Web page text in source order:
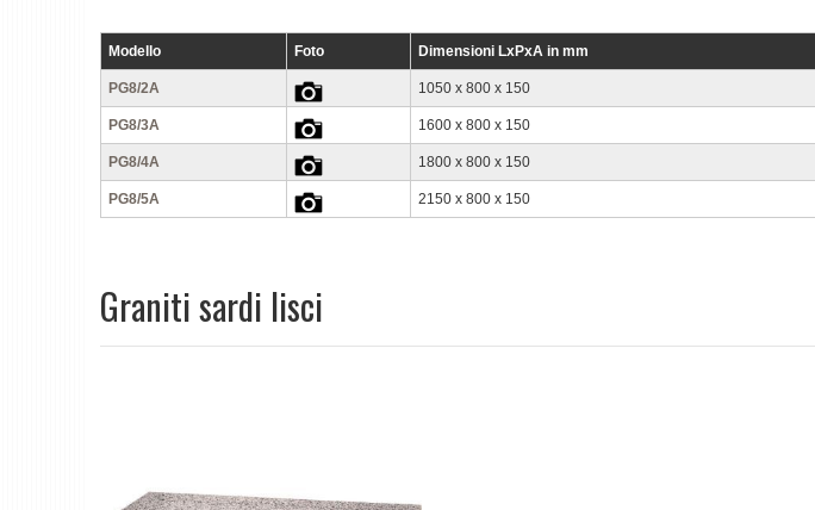
Modello Foto Dimensioni LxPxA in mm
PG8/2A 1050 x 800 x 150
PG8/3A 1600 x 800 x 150
PG8/4A 1800 x 800 x 150
PG8/5A 2150 x 800 x 150
Graniti sardi lisci